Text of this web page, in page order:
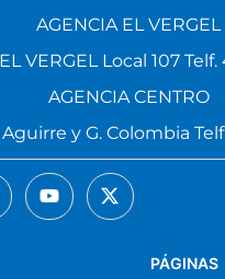
PÁGINAS
AGENCIA EL VERGEL
VERGEL Local 107
AGENCIA CENTRO
y G. Colombia